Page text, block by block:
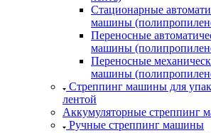
Стационарные
машины
Переносные
машины
Переносные
машины
Стреппинг машины для
лентой
Аккумуляторные стреппинг
Ручные стреппинг машины